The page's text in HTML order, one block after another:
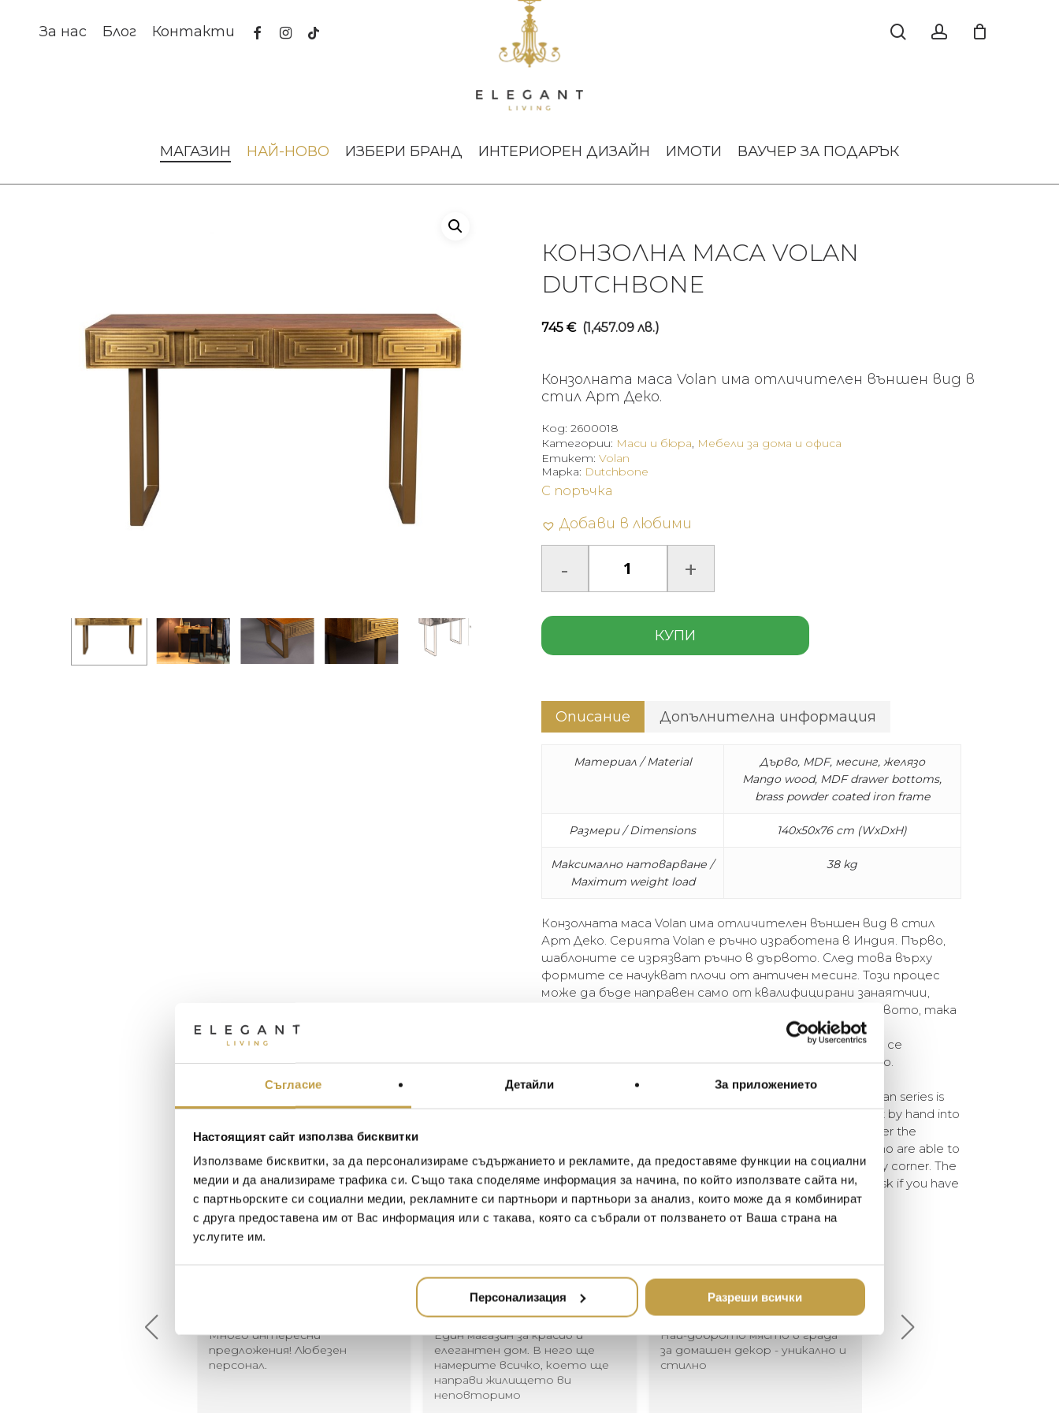
Съгласие Детайли За приложението
Настоящият сайт използва бисквитки
Използваме бисквитки, за да персонализираме съдържанието и рекламите, да предоставяме функции на социални
медии и да анализираме трафика си. Също така споделяме информация за начина, по който използвате сайта ни,
с партньорските си социални медии, рекламните си партньори и партньори за анализ, които може да я комбинират
с друга предоставена им от Вас информация или с такава, която са събрали от ползването от Ваша страна на
услугите им.
Персонализация Разреши всички
За нас Блог Контакти facebookinstagram
tiktok
МАГАЗИН НАЙ-НОВО ИЗБЕРИ БРАНД ИНТЕРИОРЕН ДИЗАЙН ИМОТИ ВАУЧЕР ЗА ПОДАРЪК
КОНЗОЛНА МАСА VOLAN
DUTCHBONE
745 € (1,457.09 лв.)
Конзолната маса Volan има отличителен външен вид в
стил Арт Деко.
Код: 2600018
Категории: Маси и бюра, Мебели за дома и офиса
Етикет: Volan
С поръчка
Добави в любими
КУПИ
Марка: Dutchbone
Описание Допълнителна информация
Материал / Material
Дърво, MDF, месинг, желязо
Mango wood, MDF drawer bottoms,
brass powder coated iron frame
Размери / Dimensions 140x50x76 cm (WxDxH)
Максимално натоварване /
Maximum weight load
38 kg
Конзолната маса Volan има отличителен външен вид в стил
Арт Деко. Серията Volan е ръчно изработена в Индия. Първо,
шаблоните се изрязват ръчно в дървото. След това върху
формите се начукват плочи от античен месинг. Този процес
може да бъде направен само от квалифицирани занаятчии,
които са в състояние да начукат метала върху дървото, така
че да приляга плътно във всеки ъгъл. Резултатът е
зашеметяваща помощна маса, която лесно може да се
превърне в бюро, ако пространството е ограничено.
Volan console table has a distinctive Art Deco look. The Volan series is
handcrafted in India. First, the patterns on the fronts are cut by hand into
the wood. Then plates of antiqued brass are hammered over the
shapes. This process can only be done by skilled artisans who are able to
hammer the metal onto the wood so it fits tightly into every corner. The
result is a stunning side table that can easily double as a desk if you have
limited space.
Много интересни
предложения! Любезен
персонал.
Иван Иванов
2020-05-20
Един магазин за красив и
елегантен дом. В него ще
намерите всичко, което ще
направи жилището ви
неповторимо
Ивелина Линковска
2018-08-10
Най-доброто място в града
за домашен декор - уникално и
стилно
Хареса ми